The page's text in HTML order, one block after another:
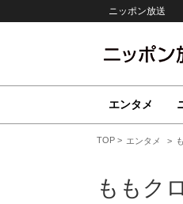
ニッポン放送
エンタメ
TOP エンタメ
ももク